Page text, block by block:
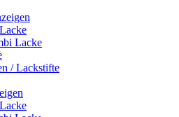
Lacke
/ Lackstifte